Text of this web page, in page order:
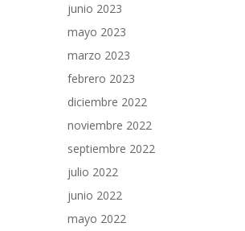
junio 2023
mayo 2023
marzo 2023
febrero 2023
diciembre 2022
noviembre 2022
septiembre 2022
julio 2022
junio 2022
mayo 2022